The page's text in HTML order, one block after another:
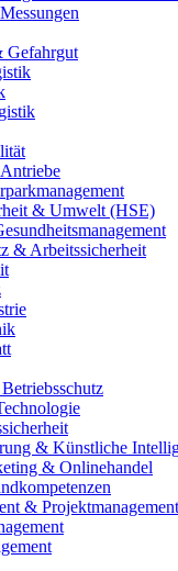
Gefahrgut
& Umwelt (HSE)
& Arbeitssicherheit
& Künstliche
& Onlinehandel
& Projektmanagement